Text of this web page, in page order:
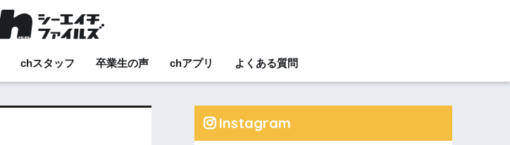
chスタッフ 卒業生の声 chアプリ よくある質問
Instagram